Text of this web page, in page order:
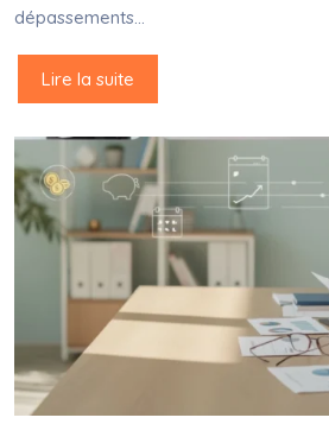
dépassements…
Lire la suite